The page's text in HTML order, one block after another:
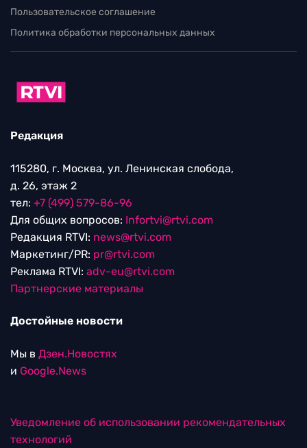
Пользовательское соглашение
Политика обработки персональных данных
Редакция
115280, г. Москва, ул. Ленинская слобода,
д. 26, этаж 2
тел: +7 (499) 579-86-96
Для общих вопросов: Infortvi@rtvi.com
Редакция RTVI: news@rtvi.com
Маркетинг/PR: pr@rtvi.com
Реклама RTVI: adv-eu@rtvi.com
Партнерские материалы
Достойные новости
Мы в Дзен.Новостях
и Google.News
Уведомление об использовании рекомендательных
технологий